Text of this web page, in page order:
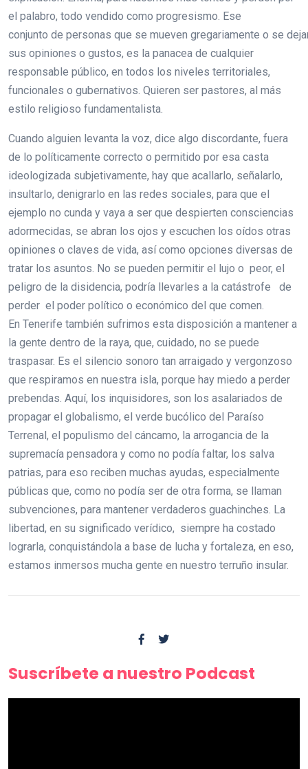
el palabro, todo vendido como progresismo. Ese
conjunto de personas que se mueven gregariamente o se
sus opiniones o gustos, es la panacea de cualquier
responsable público, en todos los niveles territoriales,
funcionales o gubernativos. Quieren ser pastores, al más
estilo religioso fundamentalista.
Cuando alguien levanta la voz, dice algo discordante, fuera
de lo políticamente correcto o permitido por esa casta
ideologizada subjetivamente, hay que acallarlo, señalarlo,
insultarlo, denigrarlo en las redes sociales, para que el
ejemplo no cunda y vaya a ser que despierten consciencias
adormecidas, se abran los ojos y escuchen los oídos otras
opiniones o claves de vida, así como opciones diversas de
tratar los asuntos. No se pueden permitir el lujo o peor, el
peligro de la disidencia, podría llevarles a la catástrofe de
perder el poder político o económico del que comen.
En Tenerife también sufrimos esta disposición a mantener a
la gente dentro de la raya, que, cuidado, no se puede
traspasar. Es el silencio sonoro tan arraigado y vergonzoso
que respiramos en nuestra isla, porque hay miedo a perder
prebendas. Aquí, los inquisidores, son los asalariados de
propagar el globalismo, el verde bucólico del Paraíso
Terrenal, el populismo del cáncamo, la arrogancia de la
supremacía pensadora y como no podía faltar, los salva
patrias, para eso reciben muchas ayudas, especialmente
públicas que, como no podía ser de otra forma, se llaman
subvenciones, para mantener verdaderos guachinches. La
libertad, en su significado verídico, siempre ha costado
lograrla, conquistándola a base de lucha y fortaleza, en eso,
estamos inmersos mucha gente en nuestro terruño insular.
Suscríbete a nuestro Podcast